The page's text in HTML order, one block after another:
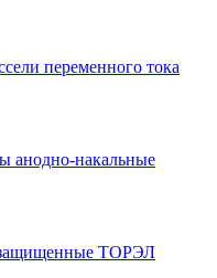
переменного тока
анодно-накальные
ТОРЭЛ